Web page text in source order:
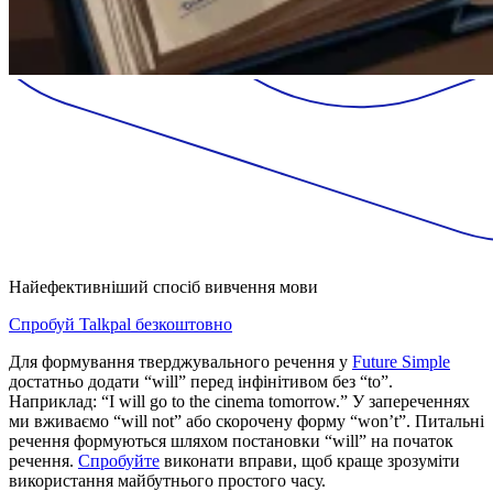
Найефективніший спосіб вивчення мови
Спробуй Talkpal безкоштовно
Для формування тверджувального речення у Future Simple
достатньо додати “will” перед інфінітивом без “to”.
Наприклад: “I will go to the cinema tomorrow.” У запереченнях
ми вживаємо “will not” або скорочену форму “won’t”. Питальні
речення формуються шляхом постановки “will” на початок
речення. Спробуйте виконати вправи, щоб краще зрозуміти
використання майбутнього простого часу.